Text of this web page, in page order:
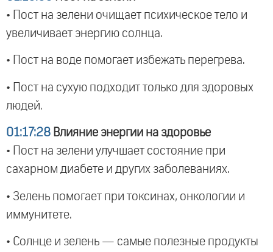
• Пост на зелени очищает психическое тело и
увеличивает энергию солнца.
• Пост на воде помогает избежать перегрева.
• Пост на сухую подходит только для здоровых
людей.
01:17:28 Влияние энергии на здоровье
• Пост на зелени улучшает состояние при
сахарном диабете и других заболеваниях.
• Зелень помогает при токсинах, онкологии и
иммунитете.
• Солнце и зелень — самые полезные продукты